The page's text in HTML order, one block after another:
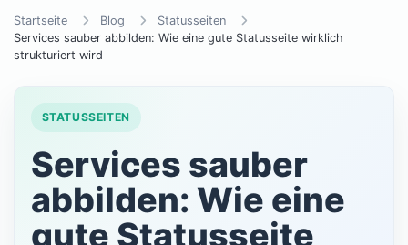
Startseite Blog
Statusseiten
Services sauber abbilden: Wie eine gute Statusseite wirklich
strukturiert wird
STATUSSEITEN
Services sauber
abbilden: Wie eine
gute Statusseite